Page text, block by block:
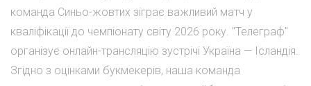
команда Синьо-жовтих зіграє важливий матч у
кваліфікації до чемпіонату світу 2026 року. "Телеграф"
організує онлайн-трансляцію зустрічі Україна — Ісландія.
Згідно з оцінками букмекерів, наша команда